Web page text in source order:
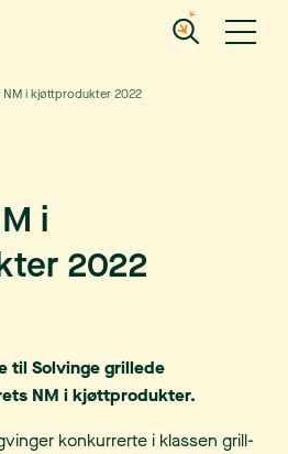
NM i kjøttprodukter 2022
i
2022
til Solvinge grillede
NM i kjøttprodukter.
konkurrerte i klassen grill-